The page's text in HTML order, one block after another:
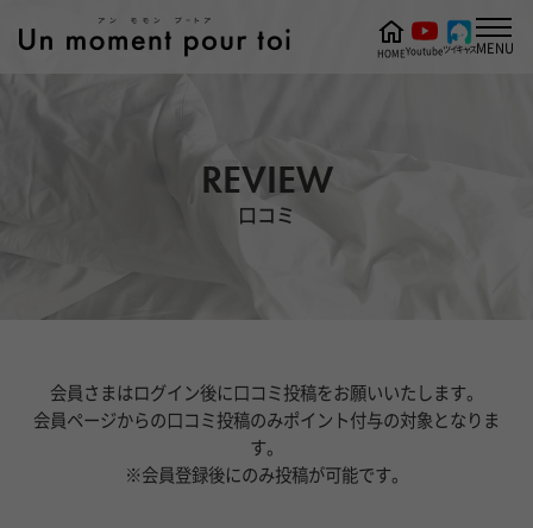
REVIEW
口コミ
HOMEYoutubeツイキャスMENU
会員さまはログイン後に口コミ投稿をお願いいたします。
会員ページからの口コミ投稿のみポイント付与の対象となりま
す。
※会員登録後にのみ投稿が可能です。